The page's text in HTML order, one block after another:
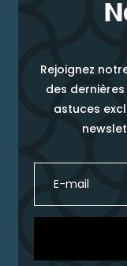
Rejoignez
des
astuces